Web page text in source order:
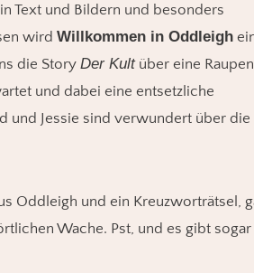
Text und Bildern und besonders
wird Willkommen in Oddleigh
die Story Der Kultüber eine
und dabei eine entsetzliche
und Jessie sind verwundert über die
Oddleigh und ein Kreuzworträtsel,
Wache. Pst, und es gibt sogar